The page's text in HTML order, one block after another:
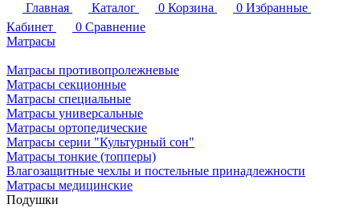
Главная Каталог 0 Корзина 0 Избранные
Кабинет
0 Сравнение
Матрасы
Матрасы противопролежневые
Матрасы секционные
Матрасы специальные
Матрасы универсальные
Матрасы ортопедические
Матрасы серии "Культурный сон"
Матрасы тонкие (топперы)
Влагозащитные чехлы и постельные принадлежности
Матрасы медицинские
Подушки